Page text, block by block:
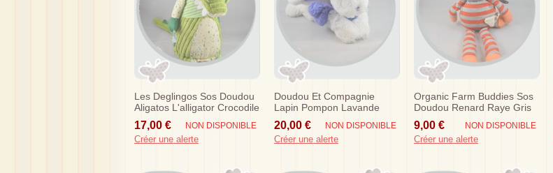
Les Deglingos Sos Doudou
Aligatos L'alligator Crocodile
Vert 33cm
17,00 € NON DISPONIBLE
Créer une alerte
Doudou Et Compagnie
Lapin Pompon Lavande
Violet Allonge Blanc Dc2681
25 Cm
20,00 € NON DISPONIBLE
Créer une alerte
Organic Farm Buddies Sos
Doudou Renard Raye Gris
Orange Hochet
9,00 € NON DISPONIBLE
Créer une alerte